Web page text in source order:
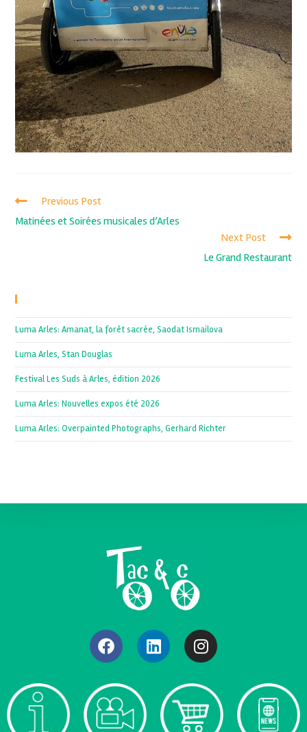
Previous Post
Matinées et Soirées musicales d’Arles
Next Post
Le Grand Restaurant
Luma Arles: Amanat, la forêt sacrée, Saodat Ismailova
Luma Arles, Stan Douglas
Festival Les Suds à Arles, édition 2026
Luma Arles: Nouvelles expos été 2026
Luma Arles: Overpainted Photographs, Gerhard Richter